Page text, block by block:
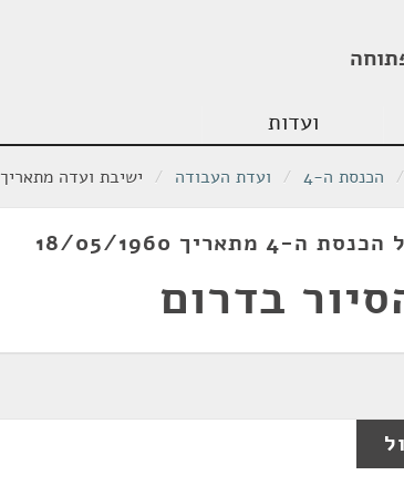
ועדות
/ הכנסת ה-4 / ועדת העבודה / ישיבת ועדה מתאריך 18/05/1960
מתאריך 18/05/1960
בדרום